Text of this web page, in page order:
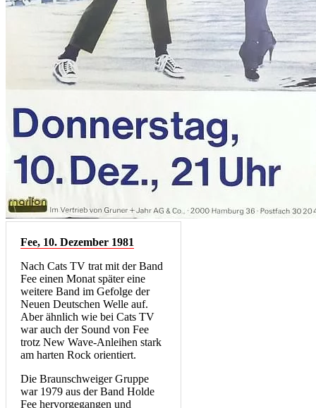
Fee, 10. Dezember 1981
Nach Cats TV trat mit der Band
Fee einen Monat später eine
weitere Band im Gefolge der
Neuen Deutschen Welle auf.
Aber ähnlich wie bei Cats TV
war auch der Sound von Fee
trotz New Wave-Anleihen stark
am harten Rock orientiert.
Die Braunschweiger Gruppe
war 1979 aus der Band Holde
Fee hervorgegangen und